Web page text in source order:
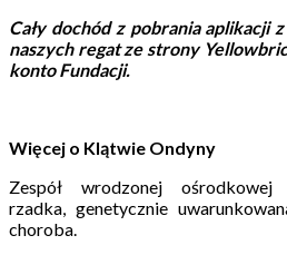
Cały dochód z pobrania aplikacji
naszych regat ze strony
konto Fundacji.
Więcej o Klątwie Ondyny
Zespół wrodzonej
rzadka, genetycznie
choroba.